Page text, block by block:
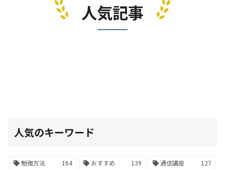
人気記事
人気のキーワード
勉強方法 164 おすすめ 139 通信講座
127